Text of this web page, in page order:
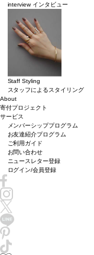
interview インタビュー
Staff Styling
スタッフによるスタイリング
About
寄付プロジェクト
サービス
メンバーシッププログラム
お友達紹介プログラム
ご利用ガイド
お問い合わせ
ニュースレター登録
ログイン/会員登録